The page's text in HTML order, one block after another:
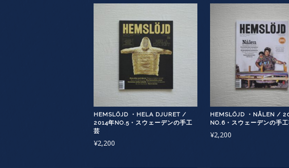
HEMSLÖJD ・HELA DJURET /
2014年NO.5・スウェーデンの手工
芸
¥2,200
HEMSLÖJD ・NÅLEN /
NO.6・スウェーデンの手
¥2,200